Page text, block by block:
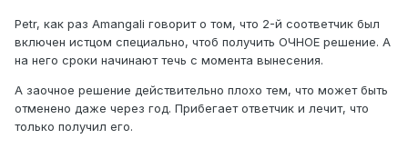
Petr, как раз Amangali говорит о том, что 2-й соответчик был
включен истцом специально, чтоб получить ОЧНОЕ решение. А
на него сроки начинают течь с момента вынесения.
А заочное решение действительно плохо тем, что может быть
отменено даже через год. Прибегает ответчик и лечит, что
только получил его.